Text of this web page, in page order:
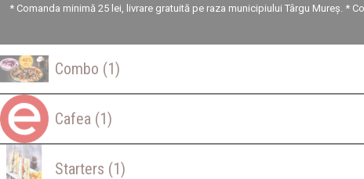
* Comanda minimă 25 lei, livrare gratuită pe raza municipiului Târgu Mureș. *
Combo (1)
Cafea (1)
Starters (1)